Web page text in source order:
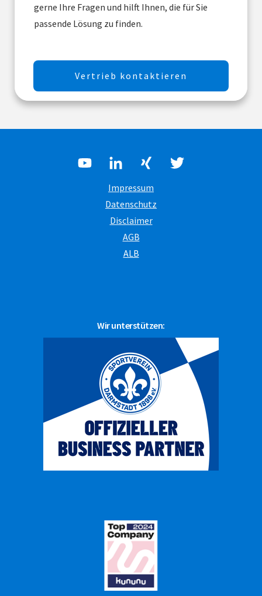
gerne Ihre Fragen und hilft Ihnen, die für Sie
passende Lösung zu finden.
Vertrieb kontaktieren
Wir unterstützen:
Impressum
Datenschutz
Disclaimer
AGB
ALB